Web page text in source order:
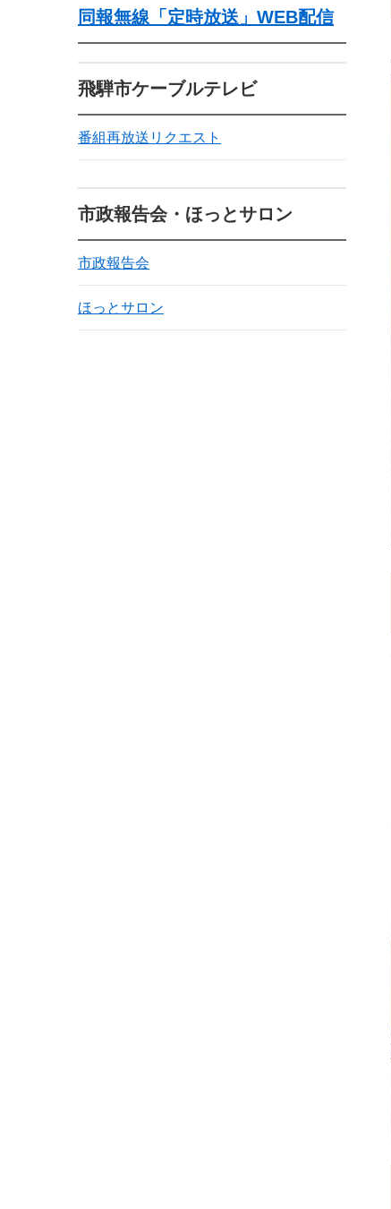
同報無線「定時放送」WEB配信
飛騨市ケーブルテレビ
番組再放送リクエスト
市政報告会・ほっとサロン
市政報告会
ほっとサロン